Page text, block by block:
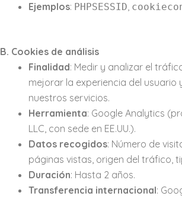
Ejemplos: PHPSESSID,
B. Cookies de análisis
Finalidad: Medir y analizar el
mejorar la experiencia del usuario
nuestros servicios.
Herramienta: Google Analytics
LLC, con sede en EE.UU.).
Datos recogidos: Número de
páginas vistas, origen del tráfico,
Duración: Hasta 2 años.
Transferencia internacional: